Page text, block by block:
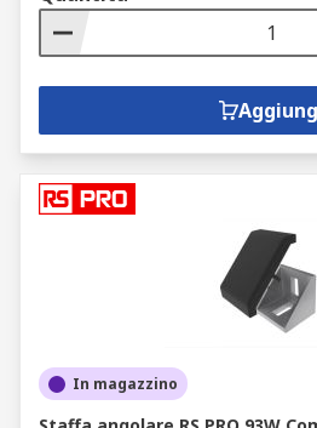
In magazzino